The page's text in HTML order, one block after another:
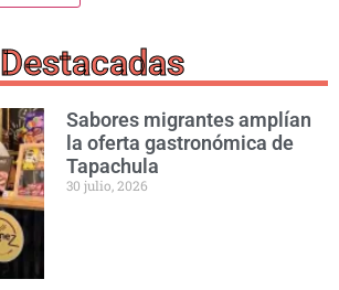
Destacadas
Sabores migrantes amplían
la oferta gastronómica de
Tapachula
30 julio, 2026